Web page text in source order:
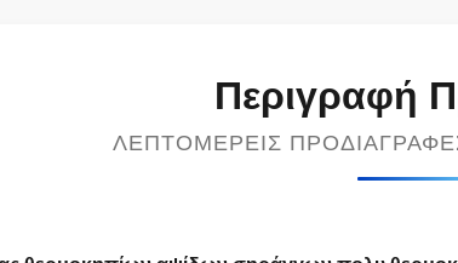
Περιγραφή
ΛΕΠΤΟΜΕΡΕΊΣ